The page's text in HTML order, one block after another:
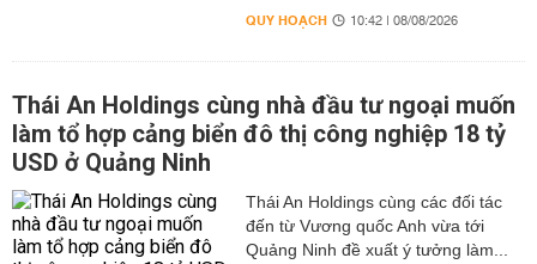
QUY HOẠCH 10:42 | 08/08/2026
Thái An Holdings cùng nhà đầu tư ngoại muốn
làm tổ hợp cảng biển đô thị công nghiệp 18 tỷ
USD ở Quảng Ninh
Thái An Holdings cùng các đối tác
đến từ Vương quốc Anh vừa tới
Quảng Ninh đề xuất ý tưởng làm...